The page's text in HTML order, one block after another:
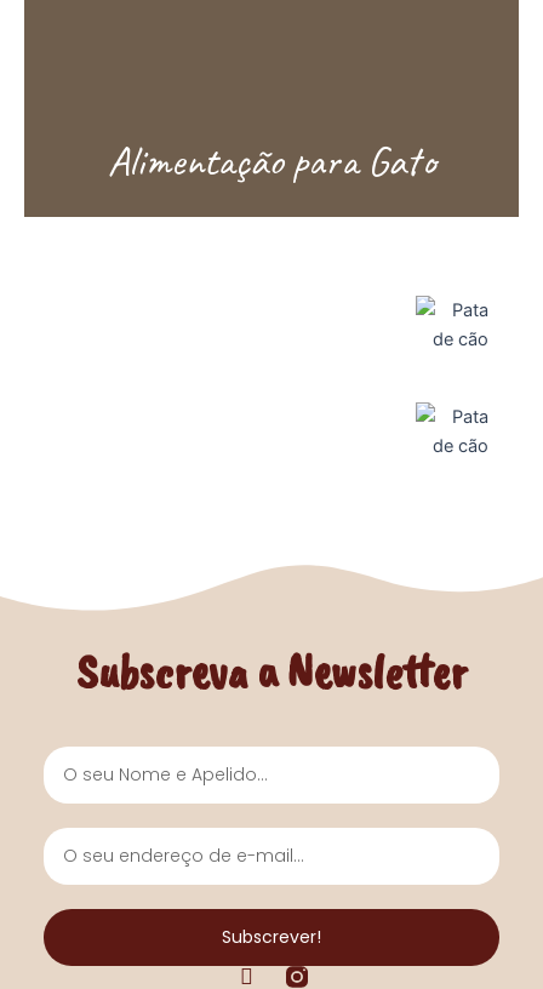
Alimentação para Gato
Subscreva a Newsletter
Nome
e
O
seu
de
e-
Subscrever!
F